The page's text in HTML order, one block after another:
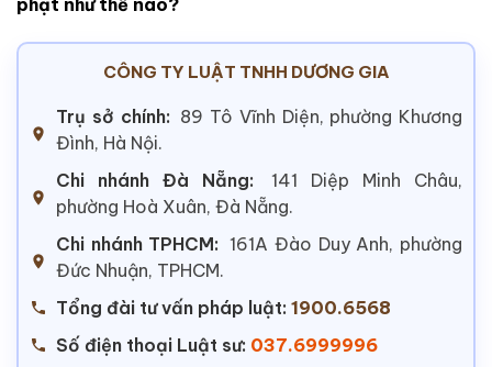
phạt như thế nào?
CÔNG TY LUẬT TNHH DƯƠNG GIA
Trụ sở chính: 89 Tô Vĩnh Diện, phường Khương
Đình, Hà Nội.
Chi nhánh Đà Nẵng:
141 Diệp Minh Châu,
phường Hoà Xuân, Đà Nẵng.
Chi nhánh TPHCM: 161A Đào Duy Anh, phường
Đức Nhuận, TPHCM.
Tổng đài tư vấn pháp luật: 1900.6568
Số điện thoại Luật sư: 037.6999996